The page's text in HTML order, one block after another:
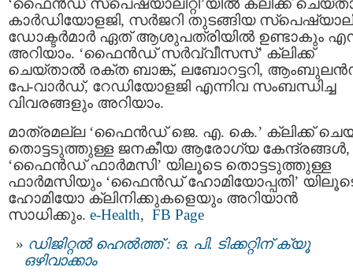
കാർഡിയോളജി, സർജറി തുടങ്ങിയ
ഡോക്ടർമാർ ഏത് ആശുപത്രിയിൽ ഉണ്ടാകും
അറിയാം. ‘ഫൈൻഡ് സർവ്വീസസ്’ ക്ലിക്ക്
ചെയ്‌താൽ രക്ത ബാങ്ക്, ലബോറട്ടറി,
പേ-വാർഡ്, റേഡിയോളജി എന്നിവ സംബന്ധിച്ച
വിവരങ്ങളും അറിയാം.
മാത്രമല്ല ‘ഫൈൻഡ് ജെ. എ. കെ.’ ക്ലിക്ക്
തൊട്ടടുത്തുള്ള ജനകീയ ആരോഗ്യ കേന്ദ്രങ്ങൾ,
‘ഫൈൻഡ് ഫാർമസി’ യിലൂടെ തൊട്ടടുത്തുള്ള
ഫാർമസിയും ‘ഫൈൻഡ് ഹോമിയോപ്പതി’
ഹോമിയോ ക്ലിനിക്കുകളെയും അറിയാൻ
സാധിക്കും. e-Health, FB Page
ഡിജിറ്റൽ ഹെൽത്ത് : ഒ. പി. ടിക്കറ്റിന് ക്യൂ
ഒഴിവാക്കാം